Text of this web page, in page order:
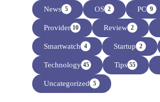
News 5 OS 2 PC 9
Provider 10 Review 2
Smartwatch 4 Startup 2
Technology 45 Tips 55
Uncategorized 5